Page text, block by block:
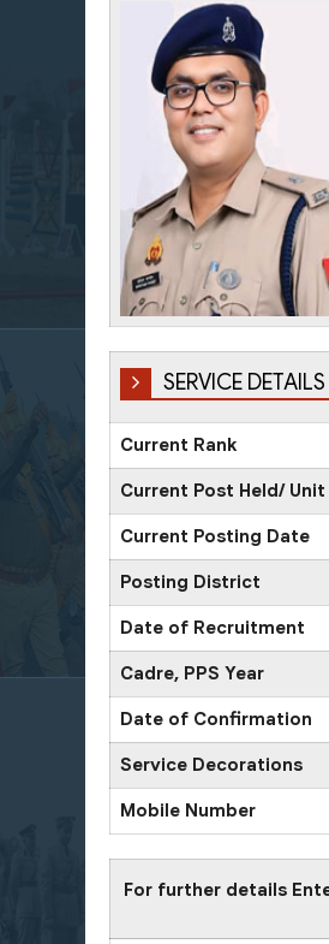
SERVICE DETAILS
Current Rank
Current Post Held/ Unit
Current Posting Date
Posting District
Date of Recruitment
Cadre, PPS Year
Date of Confirmation
Service Decorations
Mobile Number
For further details